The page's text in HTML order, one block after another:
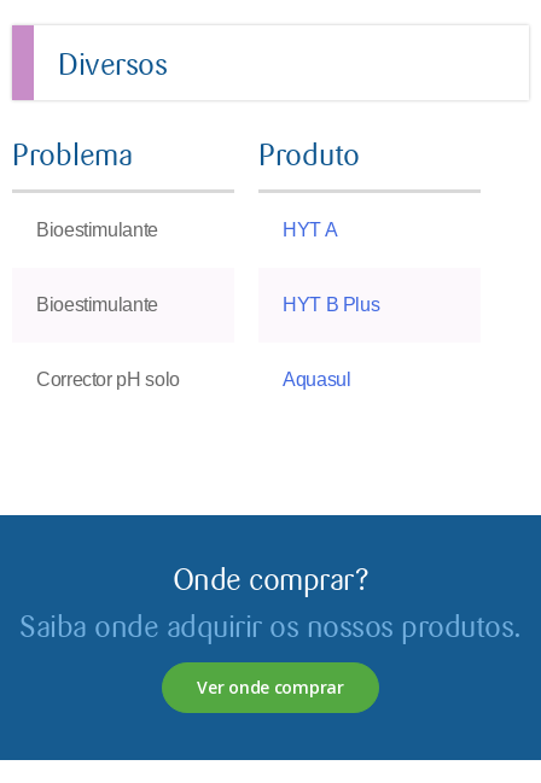
Diversos
Problema Produto
Bioestimulante HYT A
Bioestimulante HYT B Plus
Corrector pH solo Aquasul
Onde comprar?
Saiba onde adquirir os nossos produtos.
Ver onde comprar